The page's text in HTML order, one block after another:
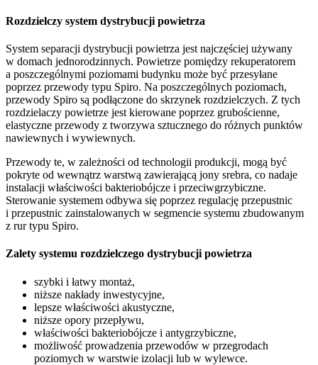
Rozdzielczy system dystrybucji powietrza
System separacji dystrybucji powietrza jest najczęściej używany
w domach jednorodzinnych. Powietrze pomiędzy rekuperatorem
a poszczególnymi poziomami budynku może być przesyłane
poprzez przewody typu Spiro. Na poszczególnych poziomach,
przewody Spiro są podłączone do skrzynek rozdzielczych. Z tych
rozdzielaczy powietrze jest kierowane poprzez grubościenne,
elastyczne przewody z tworzywa sztucznego do różnych punktów
nawiewnych i wywiewnych.
Przewody te, w zależności od technologii produkcji, mogą być
pokryte od wewnątrz warstwą zawierającą jony srebra, co nadaje
instalacji właściwości bakteriobójcze i przeciwgrzybiczne.
Sterowanie systemem odbywa się poprzez regulację przepustnic
i przepustnic zainstalowanych w segmencie systemu zbudowanym
z rur typu Spiro.
Zalety systemu rozdzielczego dystrybucji powietrza
szybki i łatwy montaż,
niższe nakłady inwestycyjne,
lepsze właściwości akustyczne,
niższe opory przepływu,
właściwości bakteriobójcze i antygrzybiczne,
możliwość prowadzenia przewodów w przegrodach
poziomych w warstwie izolacji lub w wylewce.